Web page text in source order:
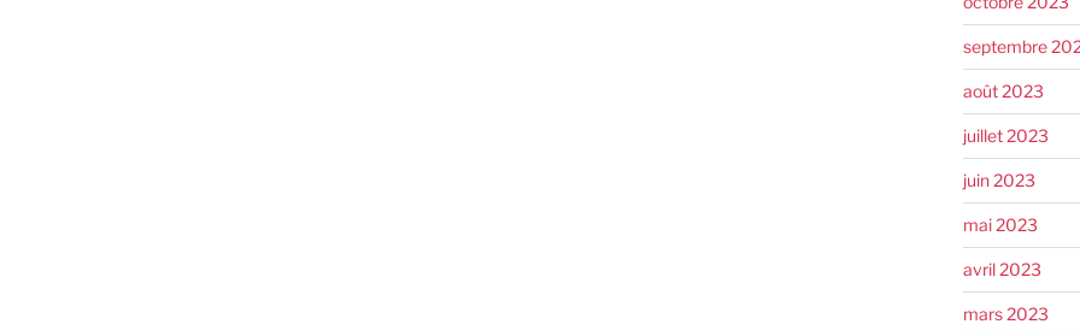
septembre
août 2023
juillet 2023
juin 2023
mai 2023
avril 2023
mars 2023